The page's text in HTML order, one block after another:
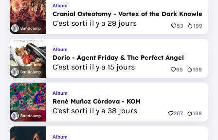
Bandcamp
Album
Cranial Osteotomy - Vortex of the Dark Knowledge
C'est sorti il y a 29 jours 53 199
Bandcamp
Album
Dorio - Agent Friday & The Perfect Angel
C'est sorti il y a 15 jours 95 199
Bandcamp
Album
René Muñoz Córdova - KOM
C'est sorti il y a 38 jours 267 198
Album